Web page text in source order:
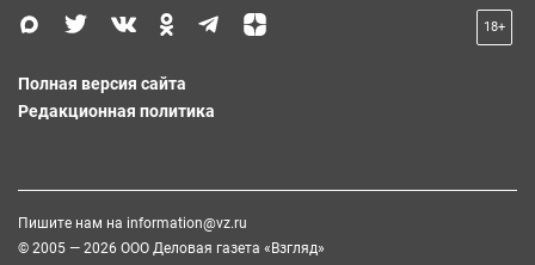
18+
Полная версия сайта
Редакционная политика
Пишите нам на information@vz.ru
© 2005 — 2026 ООО Деловая газета «Взгляд»